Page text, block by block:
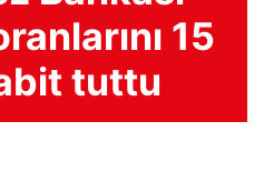
15
tuttu